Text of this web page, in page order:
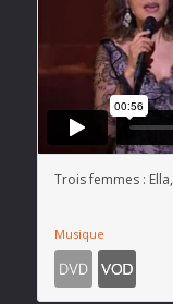
Trois femmes :
Musique